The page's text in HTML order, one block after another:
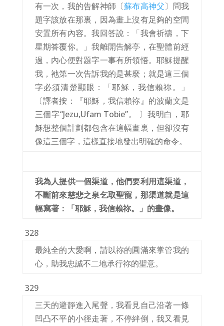
有一次，我的告解神師〔蘇布高神父〕問我
題字該放在那裏，因為畫上沒有足夠的空間
安置所有內容。我回答說：「我會祈禱，下
星期答覆你。」我離開告解亭，在聖體前經
過，內心便對題字一事有所領悟。耶穌提醒
我，祂第一次告訴我的是甚麼；就是這三個
字必須清楚顯眼：「耶穌，我信賴祢。」
〔譯者按：『耶穌，我信賴祢』的波蘭文是
三個字“Jezu,Ufam Tobie”。 〕我明白，耶
穌想整個計劃都包含在這幅畫裏，但卻沒有
像這三個字，這樣直接地發出明確的命令。
我為人提供一個渠道，他們要利用這渠道，
不斷前來慈悲之泉乞取聖寵，那渠道就是這
幅寫著：「耶穌，我信賴祢。」的畫像。
328
最純全的大愛啊，請以祢的圓滿來掌管我的
心，助我忠誠不二地承行祢的聖意。
329
三天的避靜進入尾聲，我看見自己沿著一條
凹凸不平的小徑走著，不停絆倒，我又看見